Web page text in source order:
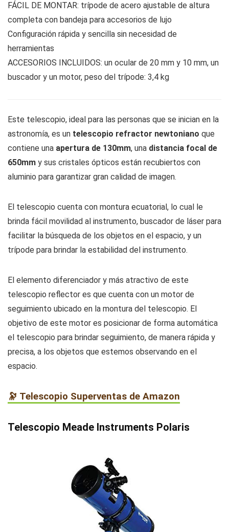
FÁCIL DE MONTAR: trípode de acero ajustable de altura
completa con bandeja para accesorios de lujo
Configuración rápida y sencilla sin necesidad de
herramientas
ACCESORIOS INCLUIDOS: un ocular de 20 mm y 10 mm, un
buscador y un motor, peso del trípode: 3,4 kg
Este telescopio, ideal para las personas que se inician en la
astronomía, es un telescopio refractor newtoniano que
contiene una apertura de 130mm, una distancia focal de
650mm y sus cristales ópticos están recubiertos con
aluminio para garantizar gran calidad de imagen.
El telescopio cuenta con montura ecuatorial, lo cual le
brinda fácil movilidad al instrumento, buscador de láser para
facilitar la búsqueda de los objetos en el espacio, y un
trípode para brindar la estabilidad del instrumento.
El elemento diferenciador y más atractivo de este
telescopio reflector es que cuenta con un motor de
seguimiento ubicado en la montura del telescopio. El
objetivo de este motor es posicionar de forma automática
el telescopio para brindar seguimiento, de manera rápida y
precisa, a los objetos que estemos observando en el
espacio.
🔭 Telescopio Superventas de Amazon
Telescopio Meade Instruments Polaris